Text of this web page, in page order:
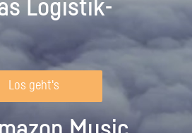
Logistik­
Los geht's